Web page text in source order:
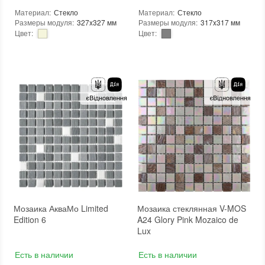
Материал: Стекло
Размеры модуля: 327x327 мм
Цвет:
Назначение:
В интерьере, Для бани, Для бассейна, Для ванной комнаты и туалета, Для гостинной, Для душевой, Для кухни, Для спальни, Для фартука, Для фасада, Для хамама
Размеры чипа: 20x20 мм
Толщина чипа: 4 мм
Площадь модуля 0,107 м²
Страна производителя: Китай
Бренд: Stella di Mare
Тип поверхности: Матовая
Материал: Стекло
Размеры модуля: 317x317 мм
Цвет:
Вес (брутто)
0.704 кг
Основа
Бумага, Сетка
Назначение:
В интерьере, Для бани, Для бассейна, Для ванной комнаты и туалета, Для гостинной, Для душевой, Для кухни, Для спальни, Для фартука, Для фасада, Для хамама
Размеры чипа: 25x25 мм
Толщина чипа: 4 мм
Площадь модуля: 0,1 м²
Страна производителя: Украина
Бренд: AquaMo
Тип поверхности: Глянцевая
Мозаика АкваМо Limited
Edition 6
Есть в наличии
Мозаика стеклянная V-MOS
A24 Glory Pink Mozaico de
Lux
Есть в наличии